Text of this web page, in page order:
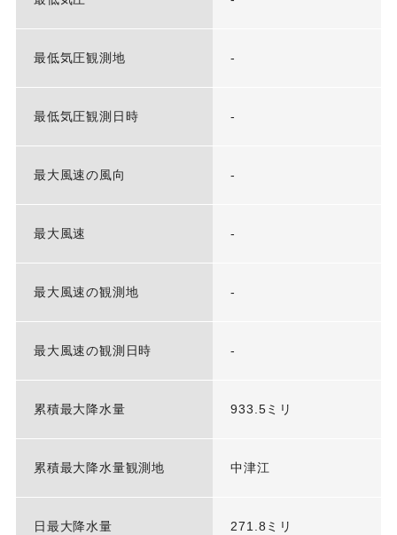
最低気圧観測地 -
最低気圧観測日時 -
最大風速の風向 -
最大風速 -
最大風速の観測地 -
最大風速の観測日時 -
累積最大降水量 933.5ミリ
累積最大降水量観測地 中津江
日最大降水量 271.8ミリ